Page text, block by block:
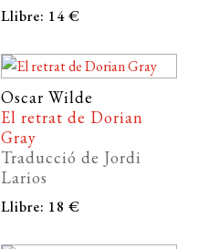
Llibre: 14 €
Oscar Wilde
El retrat de Dorian
Gray
Traducció de Jordi
Larios
Llibre: 18 €